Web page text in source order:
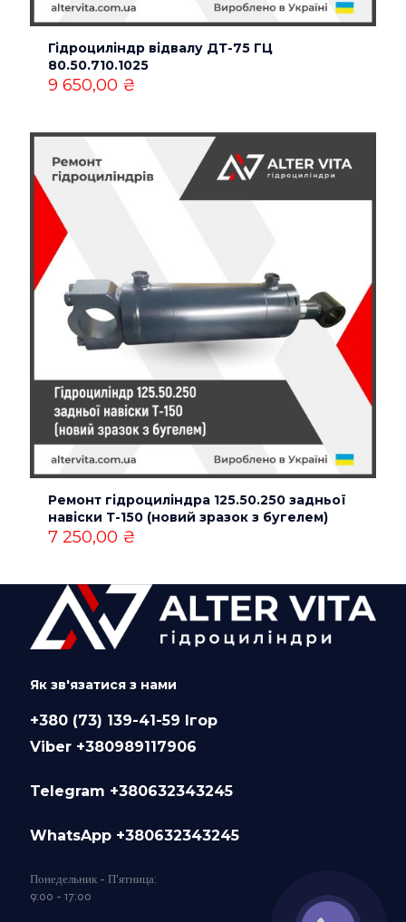
Гідроциліндр відвалу ДТ-75 ГЦ
80.50.710.1025
9 650,00 ₴
Ремонт гідроциліндра 125.50.250 задньої
навіски Т-150 (новий зразок з бугелем)
7 250,00 ₴
Як зв'язатися з нами
+380 (73) 139-41-59 Ігор
Viber +380989117906
Telegram +380632343245
WhatsApp +380632343245
Понедельник - П'ятница:
9:00 - 17:00